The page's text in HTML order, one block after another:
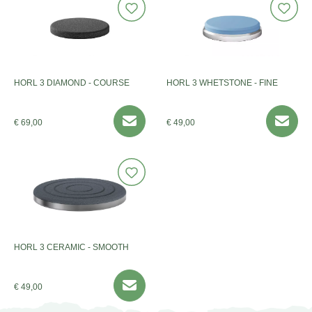
HORL 3 DIAMOND - COURSE
€ 69,00
HORL 3 WHETSTONE - FINE
€ 49,00
HORL 3 CERAMIC - SMOOTH
€ 49,00